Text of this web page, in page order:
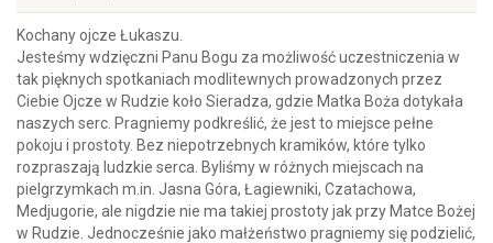
Kochany ojcze Łukaszu.
Jesteśmy wdzięczni Panu Bogu za możliwość uczestniczenia w
tak pięknych spotkaniach modlitewnych prowadzonych przez
Ciebie Ojcze w Rudzie koło Sieradza, gdzie Matka Boża dotykała
naszych serc. Pragniemy podkreślić, że jest to miejsce pełne
pokoju i prostoty. Bez niepotrzebnych kramików, które tylko
rozpraszają ludzkie serca. Byliśmy w różnych miejscach na
pielgrzymkach m.in. Jasna Góra, Łagiewniki, Czatachowa,
Medjugorie, ale nigdzie nie ma takiej prostoty jak przy Matce Bożej
w Rudzie. Jednocześnie jako małżeństwo pragniemy się podzielić,